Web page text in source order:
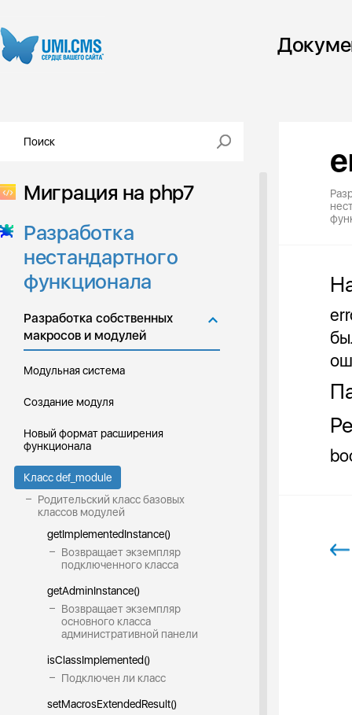
Миграция на php7
Разработка
нестандартного
функционала
Разработка собственных
макросов и модулей
Модульная система
Создание модуля
Новый формат расширения
функционала
Класс def_module
Родительский класс базовых
классов модулей
getImplementedInstance()
Возвращает экземпляр
подключенного класса
getAdminInstance()
Возвращает экземпляр
основного класса
административной панели
isClassImplemented()
Подключен ли класс
setMacrosExtendedResult()